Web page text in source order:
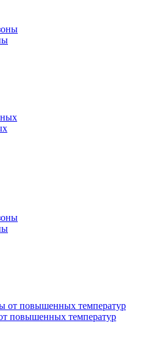
повышенных температур